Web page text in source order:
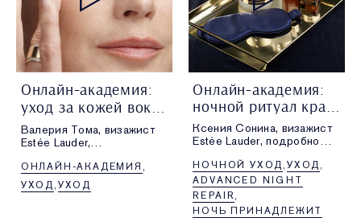
Онлайн-академия:
уход за кожей вокруг глаз
Валерия Тома, визажист
Estée Lauder,
про средства для ухода
за кожей вокруг глаз.
ОНЛАЙН-АКАДЕМИЯ
УХОД УХОД
Онлайн-академия:
ночной ритуал красоты
Ксения Сонина, визажист
Estée Lauder, подробно
про средства для ночного
ритуала красоты.
НОЧНОЙ УХОД УХОД
ADVANCED NIGHT
REPAIR
НОЧЬ ПРИНАДЛЕЖИТ